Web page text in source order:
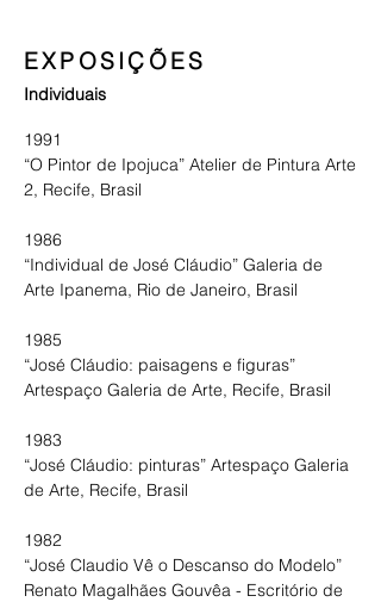
EXPOSIÇÕES
Individuais
1991
“O Pintor de Ipojuca” Atelier de Pintura Arte
2, Recife, Brasil
1986
“Individual de José Cláudio” Galeria de
Arte Ipanema, Rio de Janeiro, Brasil
1985
“José Cláudio: paisagens e figuras”
Artespaço Galeria de Arte, Recife, Brasil
1983
“José Cláudio: pinturas” Artespaço Galeria
de Arte, Recife, Brasil
1982
“José Claudio Vê o Descanso do Modelo”
Renato Magalhães Gouvêa - Escritório de